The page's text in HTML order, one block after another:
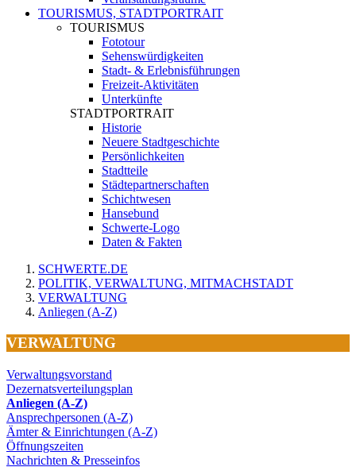
TOURISMUS, STADTPORTRAIT
TOURISMUS
Fototour
Sehenswürdigkeiten
Stadt- & Erlebnisführungen
Freizeit-Aktivitäten
Unterkünfte
STADTPORTRAIT
Historie
Neuere Stadtgeschichte
Persönlichkeiten
Stadtteile
Städtepartnerschaften
Schichtwesen
Hansebund
Schwerte-Logo
Daten & Fakten
SCHWERTE.DE
POLITIK, VERWALTUNG, MITMACHSTADT
VERWALTUNG
Anliegen (A-Z)
VERWALTUNG
Verwaltungsvorstand
Dezernatsverteilungsplan
Anliegen (A-Z)
Ansprechpersonen (A-Z)
Ämter & Einrichtungen (A-Z)
Öffnungszeiten
Nachrichten & Presseinfos